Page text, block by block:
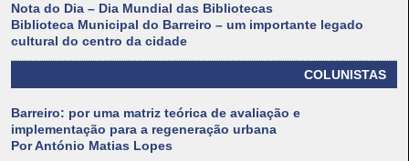
Nota do Dia – Dia Mundial das Bibliotecas
Biblioteca Municipal do Barreiro – um importante legado
cultural do centro da cidade
COLUNISTAS
Barreiro: por uma matriz teórica de avaliação e
implementação para a regeneração urbana
Por António Matias Lopes